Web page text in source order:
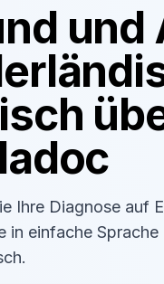
Ihre Diagnose auf
in einfache Sprache
.